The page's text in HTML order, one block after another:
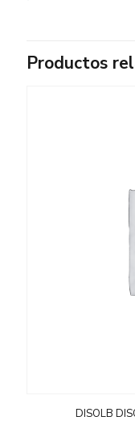
Productos
DISOLB